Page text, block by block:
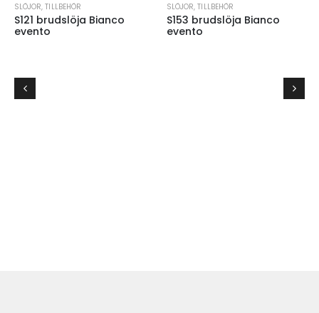
SLÖJOR,TILLBEHÖR
S121 brudslöja Bianco
evento
SLÖJOR,TILLBEHÖR
S153 brudslöja Bianco
evento